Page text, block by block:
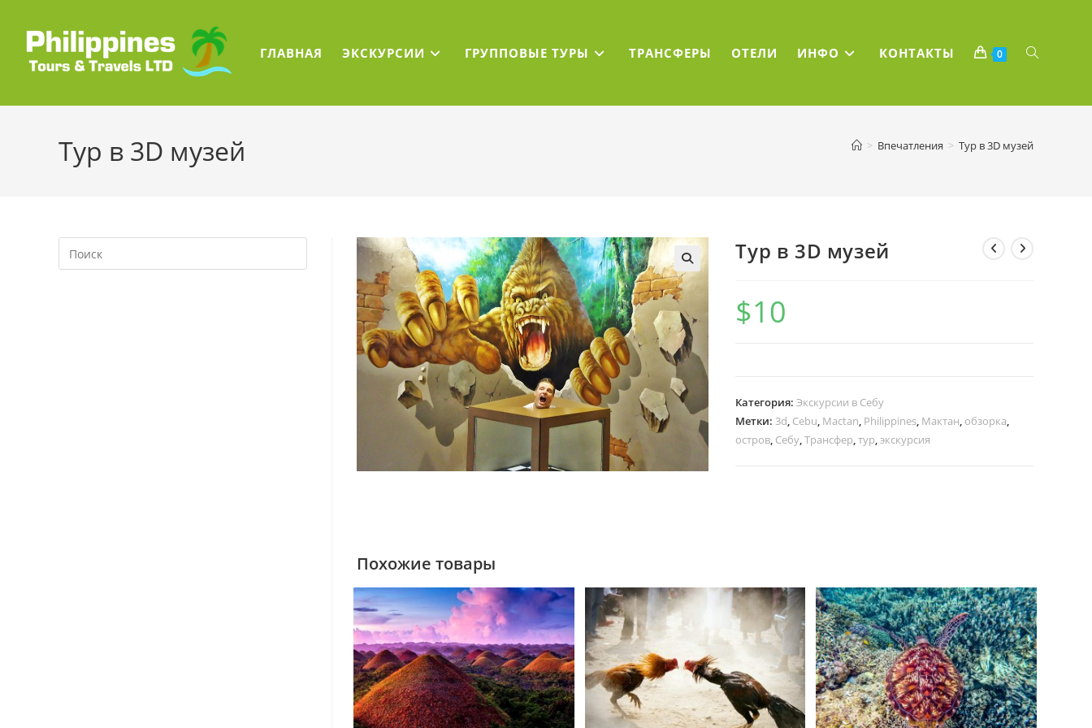
содержимому
ГЛАВНАЯ ЭКСКУРСИИ ГРУППОВЫЕ ТУРЫ ТРАНСФЕРЫ ОТЕЛИ ИНФО КОНТАКТЫ 0
ПОИСК
Тур в 3D музей > Впечатления > Тур в 3D музей
Тур в 3D музей
$10
Категория:Экскурсии в Себу
Метки: 3d, Cebu, Mactan, Philippines, Мактан, обзорка,
остров, Себу,Трансфер,тур,экскурсия
Похожие товары